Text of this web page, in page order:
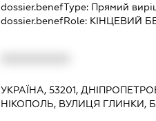
dossier.benefType: Прямий
dossier.benefRole: КІНЦЕВИЙ
УКРАЇНА, 53201,
НІКОПОЛЬ, ВУЛИЦЯ ГЛИНКИ,